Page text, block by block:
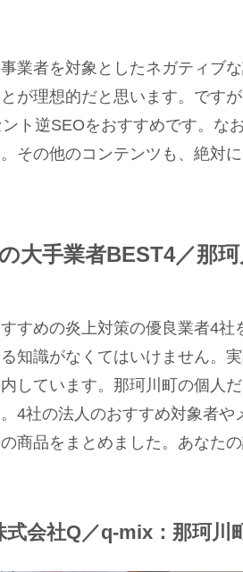
業者を対象としたネガティブ
が理想的だと思います。です
ト逆SEOをおすすめです。な
その他のコンテンツも、絶対に
大手業者BEST4／那
すめの炎上対策の優良業者4社
る知識がなくてはいけません。
しています。那珂川町の個人
4社の法人のおすすめ対象者や
商品をまとめました。あなた
式会社Q／q-mix：那珂川